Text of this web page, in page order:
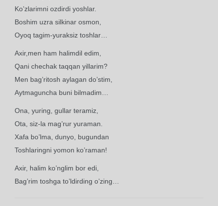
Ko’zlarimni ozdirdi yoshlar.
Boshim uzra silkinar osmon,
Oyoq tagim-yuraksiz toshlar…
Axir,men ham halimdil edim,
Qani chechak taqqan yillarim?
Men bag’ritosh aylagan do’stim,
Aytmaguncha buni bilmadim…
Ona, yuring, gullar teramiz,
Ota, siz-la mag’rur yuraman.
Xafa bo’lma, dunyo, bugundan
Toshlaringni yomon ko’raman!
Axir, halim ko’nglim bor edi,
Bag’rim toshga to’ldirding o’zing…